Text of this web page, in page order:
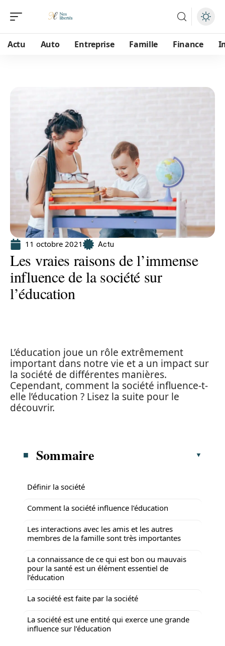
Actu Auto Entreprise Famille Finance
11 octobre 2021 Actu
Les vraies raisons de l’immense
influence de la société sur
l’éducation
L’éducation joue un rôle extrêmement
important dans notre vie et a un impact sur
la société de différentes manières.
Cependant, comment la société influence-t-
elle l’éducation ? Lisez la suite pour le
découvrir.
Sommaire
Définir la société
Comment la société influence l’éducation
Les interactions avec les amis et les autres
membres de la famille sont très importantes
La connaissance de ce qui est bon ou mauvais
pour la santé est un élément essentiel de
l’éducation
La société est faite par la société
La société est une entité qui exerce une grande
influence sur l’éducation